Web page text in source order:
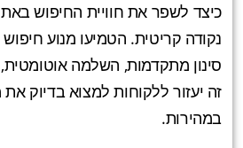
כיצד לשפר את חוויית החיפוש
נקודה קריטית. הטמיעו מנוע
סינון מתקדמות, השלמה אוטומטית,
זה יעזור ללקוחות למצוא בדיוק
במהירות.